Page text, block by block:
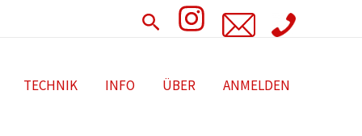
Search
TECHNIK INFO ÜBER ANMELDEN